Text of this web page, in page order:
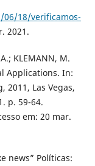
18/verificamos-
2021.
KLEMANN, M.
Applications. In:
Las Vegas,
p. 59-64.
em: 20 mar.
news” Políticas: